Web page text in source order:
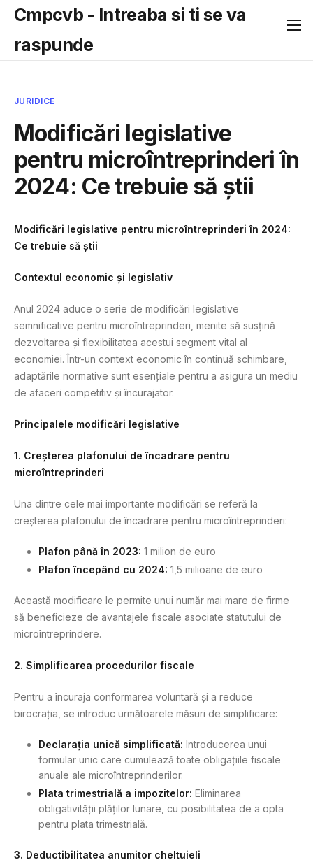
Cmpcvb - Intreaba si ti se va
raspunde
JURIDICE
Modificări legislative
pentru microîntreprinderi în
2024: Ce trebuie să știi
Modificări legislative pentru microîntreprinderi în 2024:
Ce trebuie să știi
Contextul economic și legislativ
Anul 2024 aduce o serie de modificări legislative
semnificative pentru microîntreprinderi, menite să susțină
dezvoltarea și flexibilitatea acestui segment vital al
economiei. Într-un context economic în continuă schimbare,
adaptările normative sunt esențiale pentru a asigura un mediu
de afaceri competitiv și încurajator.
Principalele modificări legislative
1. Creșterea plafonului de încadrare pentru
microîntreprinderi
Una dintre cele mai importante modificări se referă la
creșterea plafonului de încadrare pentru microîntreprinderi:
Plafon până în 2023: 1 milion de euro
Plafon începând cu 2024: 1,5 milioane de euro
Această modificare le permite unui număr mai mare de firme
să beneficieze de avantajele fiscale asociate statutului de
microîntreprindere.
2. Simplificarea procedurilor fiscale
Pentru a încuraja conformarea voluntară și a reduce
birocrația, se introduc următoarele măsuri de simplificare:
Declarația unică simplificată: Introducerea unui
formular unic care cumulează toate obligațiile fiscale
anuale ale microîntreprinderilor.
Plata trimestrială a impozitelor: Eliminarea
obligativității plăților lunare, cu posibilitatea de a opta
pentru plata trimestrială.
3. Deductibilitatea anumitor cheltuieli